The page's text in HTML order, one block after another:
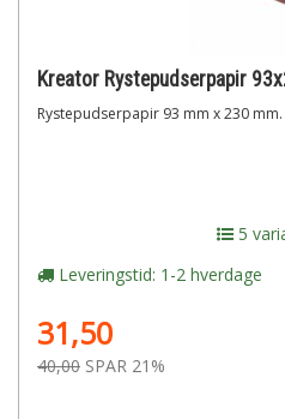
Kreator Rystepudserpapir
Rystepudserpapir 93 mm x 230 mm.
5
Leveringstid: 1-2 hverdage
31,50
40,00 SPAR 21%